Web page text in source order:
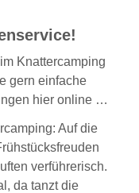
Knattercamping
gern einfache
hier online …
Auf die
verführerisch.
da tanzt die